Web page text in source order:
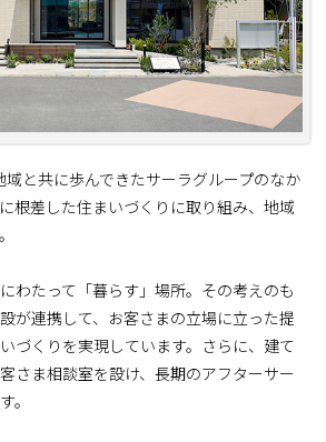
域と共に歩んできたサーラグループのなか
根差した住まいづくりに取り組み、地域
わたって「暮らす」場所。その考えのも
が連携して、お客さまの立場に立った提
づくりを実現しています。さらに、建て
さま相談室を設け、長期のアフターサー
。